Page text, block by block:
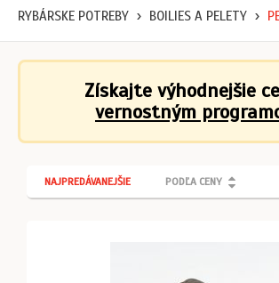
RYBÁRSKE POTREBY BOILIES A PELETY
Získajte výhodnejšie
vernostným
NAJPREDÁVANEJŠIE PODĽA CENY